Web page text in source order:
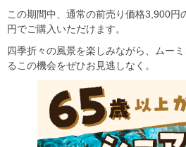
この期間中、通常の前売り価格3,900円
円でご購入いただけます。
四季折々の風景を楽しみながら、ムー
るこの機会をぜひお見逃しなく。